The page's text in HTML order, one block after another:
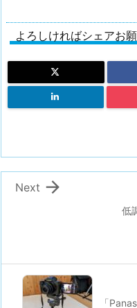
よろしければシェアお
低

Next
「